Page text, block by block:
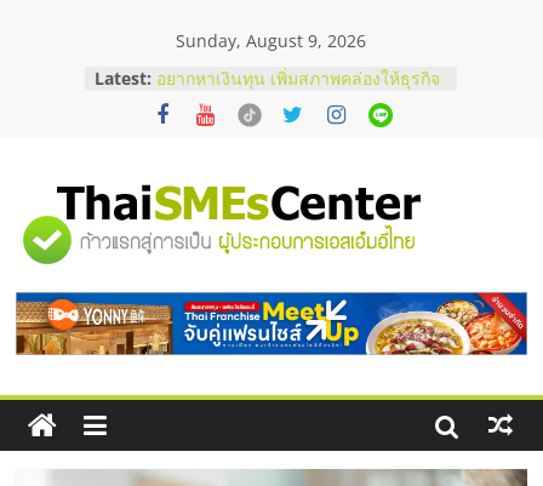
Sunday, August 9, 2026
Latest: อยากหาเงินทุน เพิ่มสภาพคล่องให้ธุรกิจ
เริ่มยังไงให้ผ่านฉลุย
สัมมนาออนไลน์ โอกาสบริหารสถานี
ThaiFranchise Meet Up จับคู่แฟรน
ไชส์ ครั้งที่ 8
ร้านเครื่องเสียงคุณภาพสูง พร้อม
บริษัท Cybersecurity ในไทยที่ไหนดี?
วิธีเลือกผู้ให้บริการให้คุ้มค่าและตอบ
โจทย์ธุรกิจ
"ศูนย์
รวม
ข้อมูล
ธุรกิจ